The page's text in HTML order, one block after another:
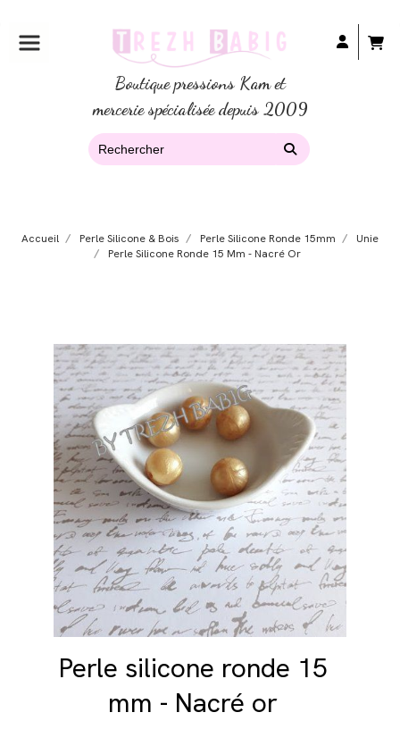
Boutique pressions Kam et
mercerie spécialisée depuis 2009
Accueil Perle Silicone & Bois Perle Silicone Ronde 15mm
Unie
Perle Silicone Ronde 15 Mm - Nacré Or
Perle silicone ronde 15
mm - Nacré or